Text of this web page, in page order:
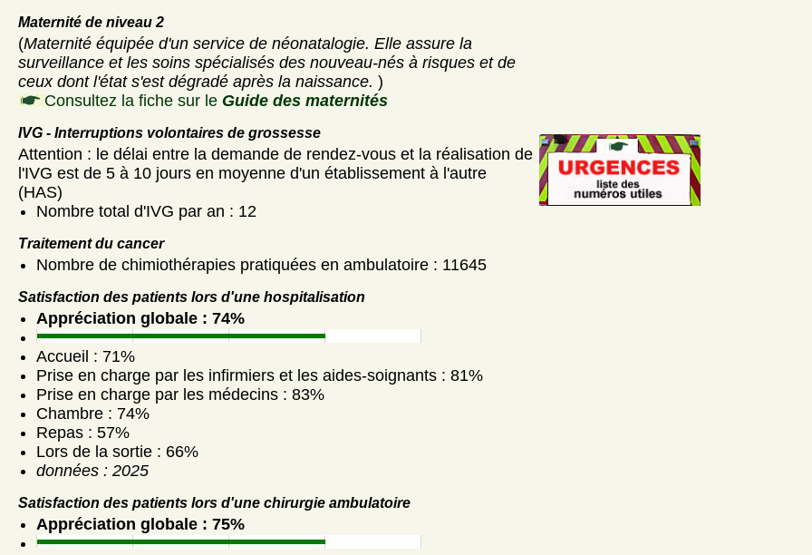
Maternité de niveau 2
(Maternité équipée d'un service de néonatalogie. Elle assure la
surveillance et les soins spécialisés des nouveau-nés à risques et de
ceux dont l'état s'est dégradé après la naissance. )
Consultez la fiche sur le Guide des maternités
IVG - Interruptions volontaires de grossesse
Attention : le délai entre la demande de rendez-vous et la réalisation de
l'IVG est de 5 à 10 jours en moyenne d'un établissement à l'autre
(HAS)
Nombre total d'IVG par an : 12
Traitement du cancer
Nombre de chimiothérapies pratiquées en ambulatoire : 11645
Satisfaction des patients lors d'une hospitalisation
Appréciation globale : 74%
Accueil : 71%
Prise en charge par les infirmiers et les aides-soignants : 81%
Prise en charge par les médecins : 83%
Chambre : 74%
Repas : 57%
Lors de la sortie : 66%
données : 2025
Satisfaction des patients lors d'une chirurgie ambulatoire
Appréciation globale : 75%